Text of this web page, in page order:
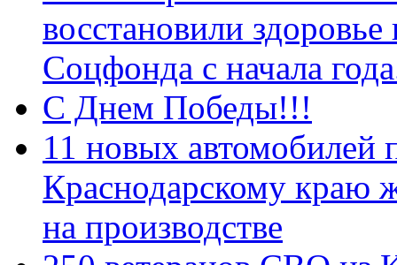
восстановили
Соцфонда с начала
С Днем Победы!!!
11 новых автомобилей
Краснодарскому краю
на производстве